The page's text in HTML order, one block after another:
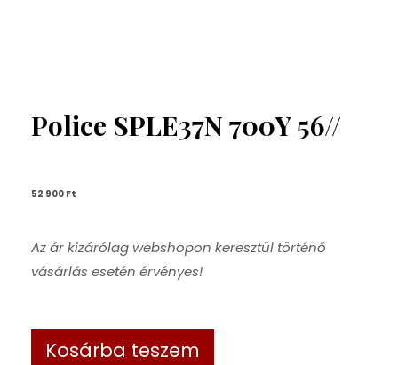
Police SPLE37N 700Y 56//
52 900 Ft
Az ár kizárólag webshopon keresztül történő
vásárlás esetén érvényes!
Kosárba teszem